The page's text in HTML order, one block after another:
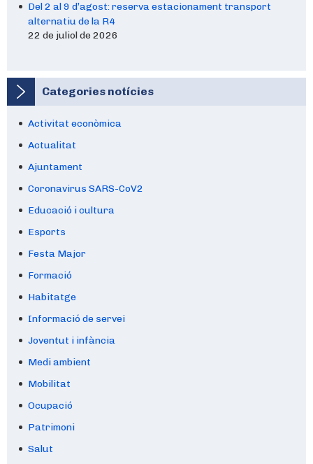
Del 2 al 9 d’agost: reserva estacionament transport
alternatiu de la R4
22 de juliol de 2026
Categories notícies
Activitat econòmica
Actualitat
Ajuntament
Coronavirus SARS-CoV2
Educació i cultura
Esports
Festa Major
Formació
Habitatge
Informació de servei
Joventut i infància
Medi ambient
Mobilitat
Ocupació
Patrimoni
Salut